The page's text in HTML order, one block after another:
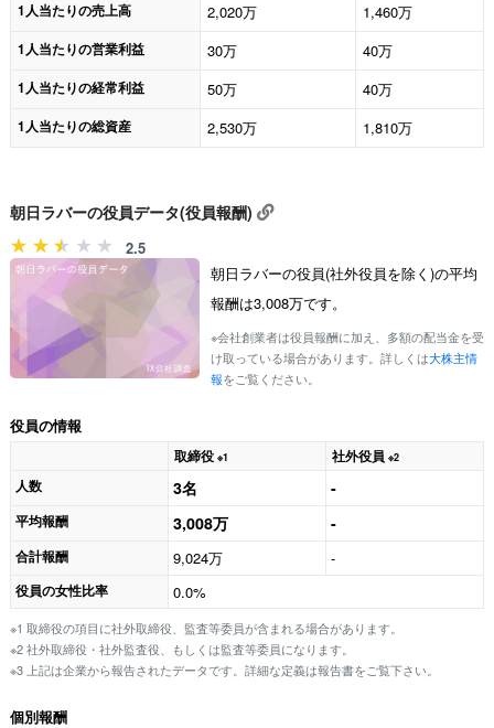
1人当たりの売上高
2,020万 1,460万
1人当たりの営業利益 30万 40万
1人当たりの経常利益 50万 40万
1人当たりの総資産 2,530万 1,810万
朝日ラバーの役員データ(役員報酬)
2.5
朝日ラバーの役員(社外役員を除く)の平均
報酬は3,008万です。
※会社創業者は役員報酬に加え、多額の配当金を受
け取っている場合があります。詳しくは大株主情
報をご覧ください。
役員の情報
取締役 ※1 社外役員 ※2
人数 3名 -
平均報酬 3,008万 -
合計報酬 9,024万 -
役員の女性比率 0.0%
※1 取締役の項目に社外取締役、監査等委員が含まれる場合があります。
※2 社外取締役・社外監査役、もしくは監査等委員になります。
※3 上記は企業から報告されたデータです。詳細な定義は報告書をご覧下さい。
個別報酬